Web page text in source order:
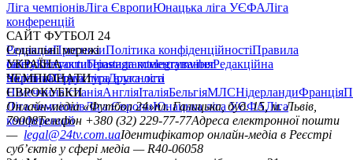
Ліга чемпіонівЛіга ЄвропиЮнацька ліга УЄФАЛіга
конференцій
САЙТ ФУТБОЛ 24
РедакціяПрогнозиПолітика конфіденційностіПравила
сайтуКонтактиПравила коментуванняРедакційна
політикаСтруктура власності
Соціальні мережі
facebookxyoutubeinstagramtelegramviber
УКРАЇНА
УкраїнаПерша лігаДруга ліга
ЧЕМПІОНАТИ
НімеччинаІспаніяАнгліяІталіяБельгіяМЛСНідерландиФранція
ЄВРОКУБКИ
Ліга чемпіонівЛіга ЄвропиЮнацька ліга УЄФАЛіга
конференцій
Онлайн-медіа «Футбол 24»пл. Галицька, буд. 15, м. Львів,
79008Телефон +380 (32) 229-77-77Адреса електронної пошти
— legal@24tv.com.uaІдентифікатор онлайн-медіа в Реєстрі
суб’єктів у сфері медіа — R40-06058